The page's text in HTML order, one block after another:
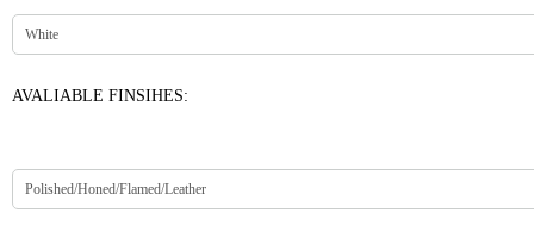
AVALIABLE FINSIHES: